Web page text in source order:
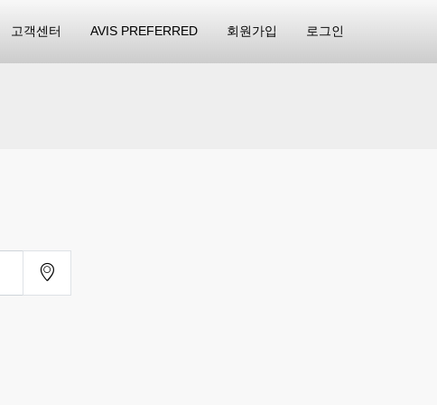
고객센터 AVIS PREFERRED 회원가입 로그인